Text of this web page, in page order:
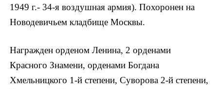
1949 г.- 34-я воздушная армия). Похоронен на
Новодевичьем кладбище Москвы.
Награжден орденом Ленина, 2 орденами
Красного Знамени, орденами Богдана
Хмельницкого 1-й степени, Суворова 2-й степени,